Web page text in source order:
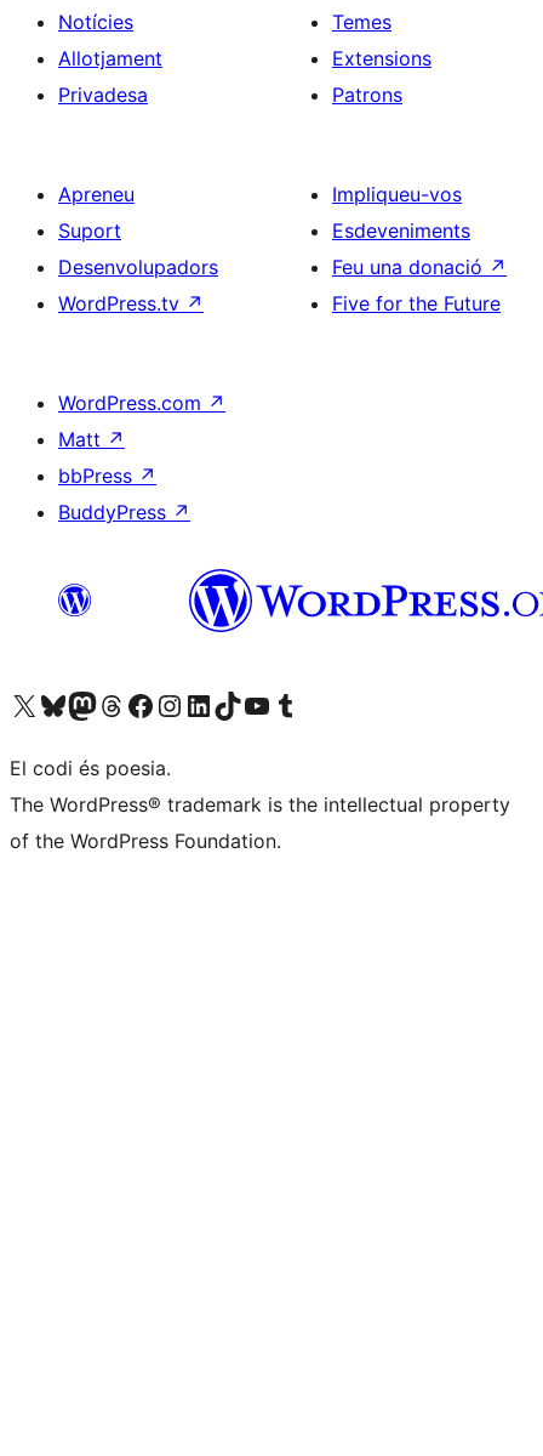
Notícies
Allotjament
Privadesa
Temes
Extensions
Patrons
Apreneu
Suport
Desenvolupadors
WordPress.tv ↗
Impliqueu-vos
Esdeveniments
Feu una donació ↗
Five for the Future
WordPress.com ↗
Matt ↗
bbPress ↗
BuddyPress ↗
Visiteu el nostre compte X (abans Twitter)
Visiteu el nostre compte de Bluesky
Visiteu el nostre compte al Mastodon
Visiteu el nostre compte de Threads
Visiteu la nostra pàgina al Facebook
Visiteu el nostre compte d'Instagram
Visiteu el nostre compte de LinkedIn
Visiteu el nostre compte de TikTok
Visiteu el nostre canal al YouTube
Visiteu el nostre compte de Tumblr
El codi és poesia.
The WordPress® trademark is the intellectual property
of the WordPress Foundation.